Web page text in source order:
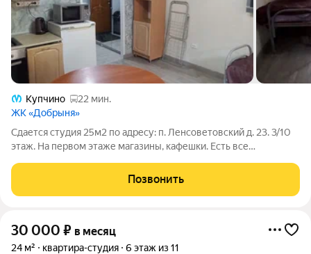
Купчино
22 мин.
ЖК «Добрыня»
Сдается студия 25м2 по адресу: п. Ленсоветовский д. 23. 3/10
этаж. На первом этаже магазины, кафешки. Есть все
4000р). Залог 15000р. Комиссия 10тр.
Позвонить
30 000 ₽ в месяц
24 м² квартира-студия 6 этаж из 11